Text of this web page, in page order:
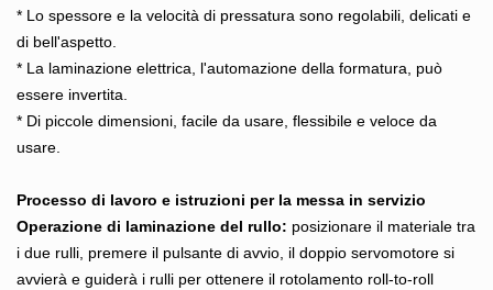
* Lo spessore e la velocità di pressatura sono regolabili, delicati e
di bell'aspetto.
* La laminazione elettrica, l'automazione della formatura, può
essere invertita.
* Di piccole dimensioni, facile da usare, flessibile e veloce da
usare.
Processo di lavoro e istruzioni per la messa in servizio
Operazione di laminazione del rullo: posizionare il materiale tra
i due rulli, premere il pulsante di avvio, il doppio servomotore si
avvierà e guiderà i rulli per ottenere il rotolamento roll-to-roll